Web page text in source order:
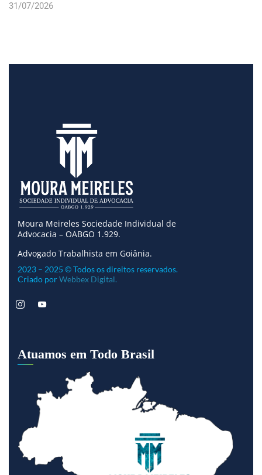
31/07/2026
Moura Meireles Sociedade Individual de
Advocacia – OABGO 1.929.
Advogado Trabalhista em Goiânia.
2023 – 2025 © Todos os direitos reservados.
Criado porWebbex Digital.
Atuamos em Todo Brasil